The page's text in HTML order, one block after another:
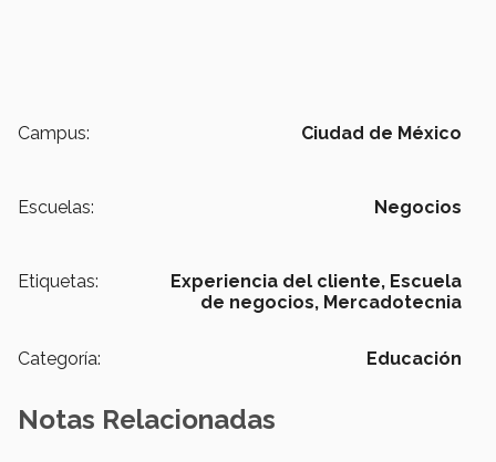
Campus: Ciudad de México
Escuelas: Negocios
Etiquetas: Experiencia del cliente, Escuela
de negocios, Mercadotecnia
Categoría: Educación
Notas Relacionadas